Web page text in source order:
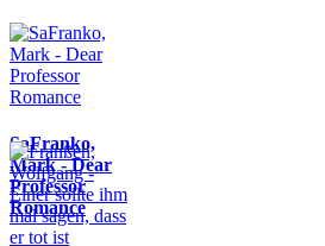
SaFranko,
Mark - Dear
Professor
Romance